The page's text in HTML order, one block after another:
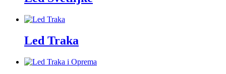
Led Traka